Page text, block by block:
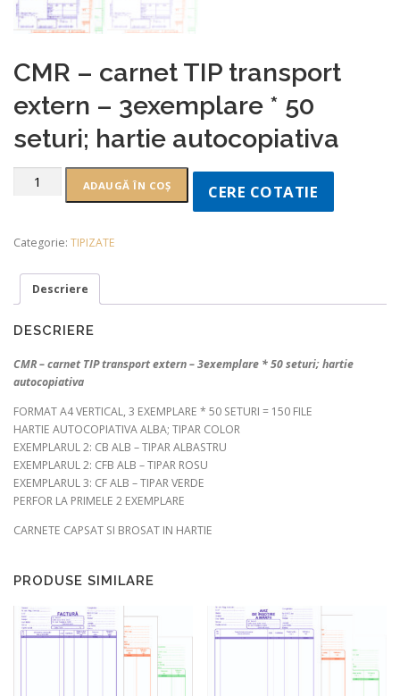
CMR – carnet TIP transport
extern – 3exemplare * 50
seturi; hartie autocopiativa
ADAUGĂ ÎN COȘ CERE COTATIE
Categorie: TIPIZATE
Descriere
DESCRIERE
CMR – carnet TIP transport extern – 3exemplare * 50 seturi; hartie
autocopiativa
FORMAT A4 VERTICAL, 3 EXEMPLARE * 50 SETURI = 150 FILE
HARTIE AUTOCOPIATIVA ALBA; TIPAR COLOR
EXEMPLARUL 2: CB ALB – TIPAR ALBASTRU
EXEMPLARUL 2: CFB ALB – TIPAR ROSU
EXEMPLARUL 3: CF ALB – TIPAR VERDE
PERFOR LA PRIMELE 2 EXEMPLARE
CARNETE CAPSAT SI BROSAT IN HARTIE
PRODUSE SIMILARE